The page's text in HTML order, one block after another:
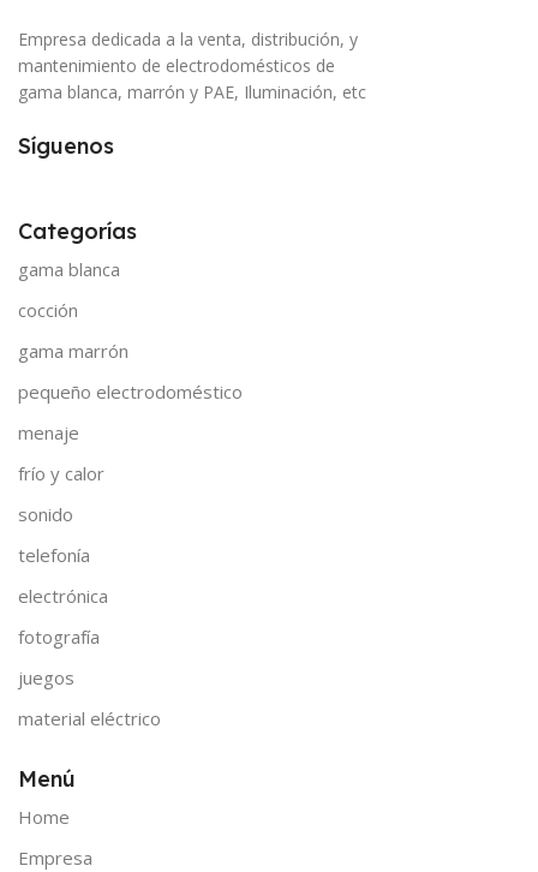
Empresa dedicada a la venta, distribución, y
mantenimiento de electrodomésticos de
gama blanca, marrón y PAE, Iluminación, etc
Síguenos
Categorías
gama blanca
cocción
gama marrón
pequeño electrodoméstico
menaje
frío y calor
sonido
telefonía
electrónica
fotografía
juegos
material eléctrico
Menú
Home
Empresa